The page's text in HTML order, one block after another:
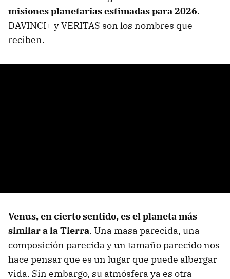
misiones planetarias estimadas para 2026.
DAVINCI+ y VERITAS son los nombres que
reciben.
Venus, en cierto sentido, es el planeta más
similar a la Tierra. Una masa parecida, una
composición parecida y un tamaño parecido nos
hace pensar que es un lugar que puede albergar
vida. Sin embargo, su atmósfera ya es otra